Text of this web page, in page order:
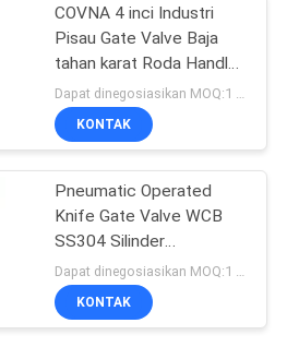
COVNA 4 inci Industri
Pisau Gate Valve Baja
tahan karat Roda Handle
Pisau Gate Valve ANSI
Slurry Knife Gate Valve
KONTAK
Pneumatic Operated
Knife Gate Valve WCB
SS304 Silinder
Pneumatic Air Control
double flange lug Knife
Gate Valve
KONTAK